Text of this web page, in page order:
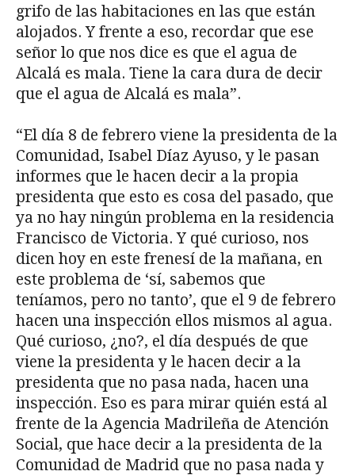
grifo de las habitaciones en las que están
alojados. Y frente a eso, recordar que ese
señor lo que nos dice es que el agua de
Alcalá es mala. Tiene la cara dura de decir
que el agua de Alcalá es mala”.
“El día 8 de febrero viene la presidenta de la
Comunidad, Isabel Díaz Ayuso, y le pasan
informes que le hacen decir a la propia
presidenta que esto es cosa del pasado, que
ya no hay ningún problema en la residencia
Francisco de Victoria. Y qué curioso, nos
dicen hoy en este frenesí de la mañana, en
este problema de ‘sí, sabemos que
teníamos, pero no tanto’, que el 9 de febrero
hacen una inspección ellos mismos al agua.
Qué curioso, ¿no?, el día después de que
viene la presidenta y le hacen decir a la
presidenta que no pasa nada, hacen una
inspección. Eso es para mirar quién está al
frente de la Agencia Madrileña de Atención
Social, que hace decir a la presidenta de la
Comunidad de Madrid que no pasa nada y